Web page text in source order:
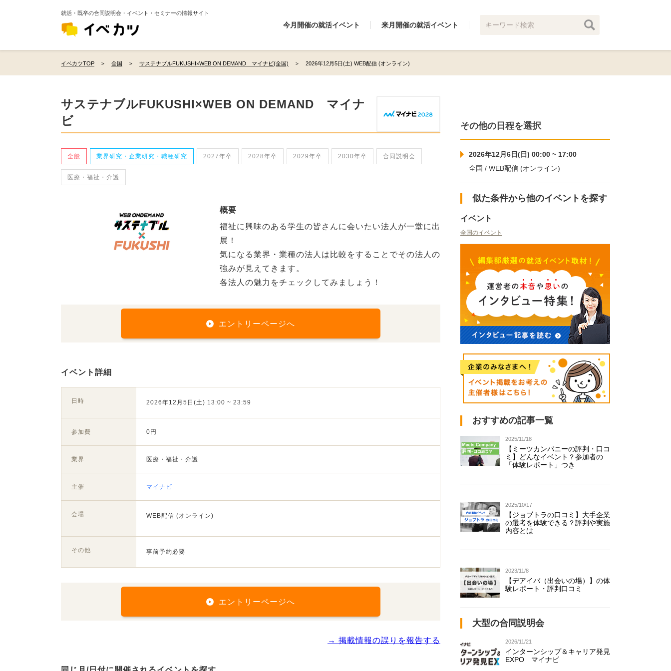
就活・既卒の合同説明会・イベント・セミナーの情報サイト
今月開催の就活イベント 来月開催の就活イベント
イベカツTOP 全国 サステナブルFUKUSHI×WEB ON DEMAND マイナビ(全国) 2026年12月5日(土) WEB配信 (オンライン)
サステナブルFUKUSHI×WEB ON DEMAND マイナ
ビ
全般 業界研究・企業研究・職種研究 2027年卒 2028年卒 2029年卒 2030年卒 合同説明会
医療・福祉・介護
概要
福祉に興味のある学生の皆さんに会いたい法人が一堂に出
展！
気になる業界・業種の法人は比較をすることでその法人の
強みが見えてきます。
各法人の魅力をチェックしてみましょう！
エントリーページへ
イベント詳細
日時 2026年12月5日(土) 13:00 ~ 23:59
参加費 0円
業界 医療・福祉・介護
主催 マイナビ
会場 WEB配信 (オンライン)
その他 事前予約必要
エントリーページへ
→ 掲載情報の誤りを報告する
その他の日程を選択
2026年12月6日(日) 00:00 ~ 17:00
全国 / WEB配信 (オンライン)
似た条件から他のイベントを探す
イベント
全国のイベント
おすすめの記事一覧
2025/11/18
【ミーツカンパニーの評判・口コ
ミ】どんなイベント？参加者の
「体験レポート」つき
2025/10/17
【ジョブトラの口コミ】大手企業
の選考を体験できる？評判や実施
内容とは
2023/11/8
【デアイバ（出会いの場）】の体
験レポート・評判口コミ
大型の合同説明会
2026/11/21
インターンシップ＆キャリア発見
EXPO マイナビ